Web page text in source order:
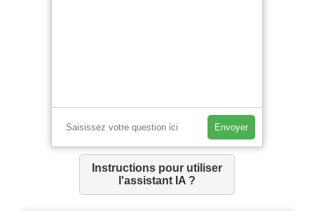
Envoyer
Instructions pour utiliser
l'assistant IA ?